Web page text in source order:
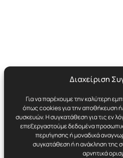
Διαχείριση
Για να παρέχουμε την καλύτερη
όπως cookies για την αποθήκευση
συσκευών. Η συγκατάθεση για τις εν
επεξεργαστούμε δεδομένα
περιήγησης ή μοναδικά
συγκατάθεση ή η ανάκληση της
αρνητικά
Retro | Humor |